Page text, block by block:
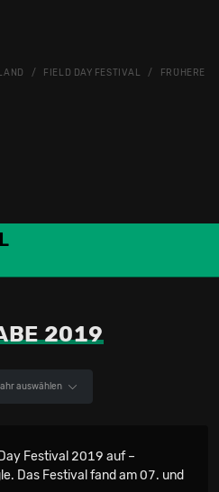
FIELD DAY FESTIVAL FRÜHERE
2019
auswählen
Festival 2019 auf –
Das Festival fand am 07. und